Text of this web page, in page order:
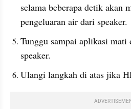
selama beberapa detik akan
pengeluaran air dari speaker.
Tunggu sampai aplikasi
speaker.
Ulangi langkah di atas jika